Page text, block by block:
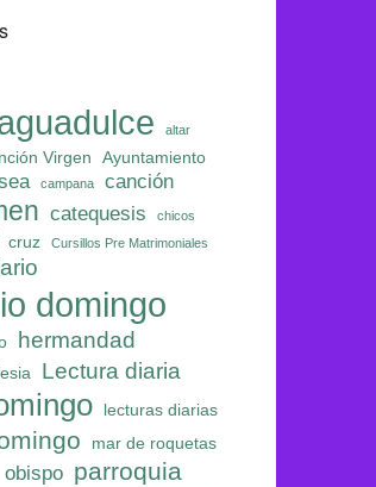
altar
Virgen Ayuntamiento
campana canción
catequesis chicos
cruz Cursillos Pre Matrimoniales
domingo
hermandad
Lectura diaria
lecturas diarias
mar de roquetas
obispo parroquia